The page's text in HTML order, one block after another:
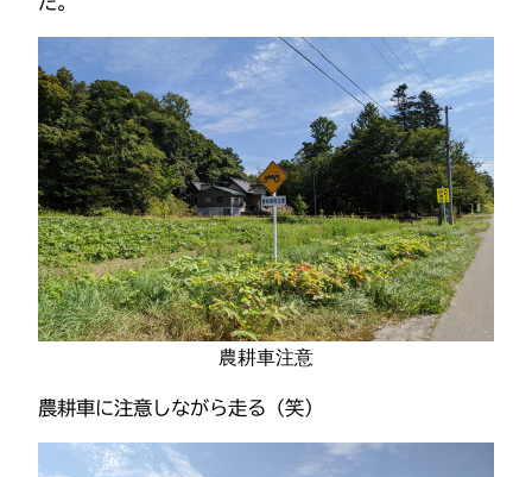
農耕車注意
農耕車に注意しながら走る（笑）